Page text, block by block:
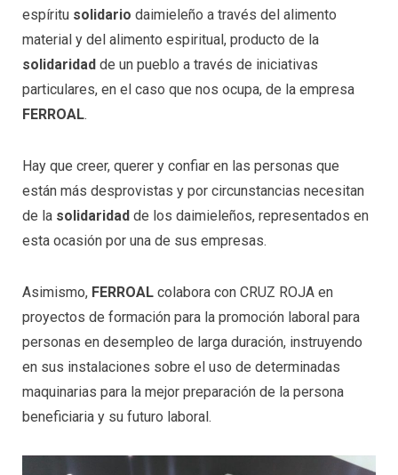
espíritu solidario daimieleño a través del alimento
material y del alimento espiritual, producto de la
solidaridad de un pueblo a través de iniciativas
particulares, en el caso que nos ocupa, de la empresa
FERROAL.
Hay que creer, querer y confiar en las personas que
están más desprovistas y por circunstancias necesitan
de la solidaridad de los daimieleños, representados en
esta ocasión por una de sus empresas.
Asimismo, FERROAL colabora con CRUZ ROJA en
proyectos de formación para la promoción laboral para
personas en desempleo de larga duración, instruyendo
en sus instalaciones sobre el uso de determinadas
maquinarias para la mejor preparación de la persona
beneficiaria y su futuro laboral.